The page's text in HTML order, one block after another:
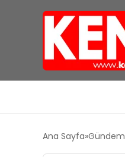
Ana Sayfa Gündem